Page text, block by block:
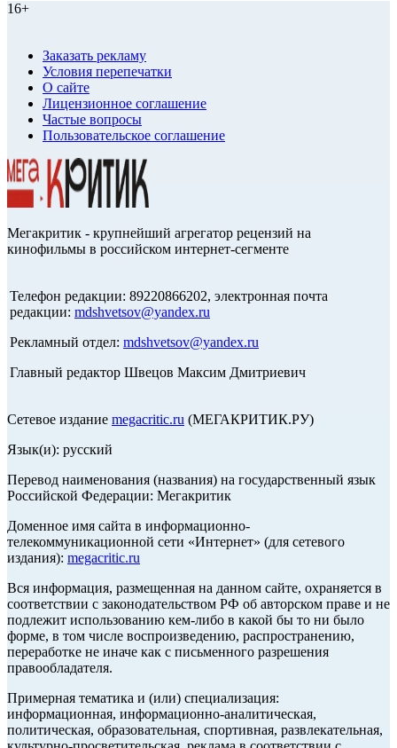
16+
Заказать рекламу
Условия перепечатки
О сайте
Лицензионное соглашение
Частые вопросы
Пользовательское соглашение
Мегакритик - крупнейший агрегатор рецензий на
кинофильмы в российском интернет-сегменте
Телефон редакции: 89220866202, электронная почта
редакции: mdshvetsov@yandex.ru
Рекламный отдел: mdshvetsov@yandex.ru
Главный редактор Швецов Максим Дмитриевич
Сетевое издание megacritic.ru (МЕГАКРИТИК.РУ)
Язык(и): русский
Перевод наименования (названия) на государственный язык
Российской Федерации: Мегакритик
Доменное имя сайта в информационно-
телекоммуникационной сети «Интернет» (для сетевого
издания): megacritic.ru
Вся информация, размещенная на данном сайте, охраняется в
соответствии с законодательством РФ об авторском праве и не
подлежит использованию кем-либо в какой бы то ни было
форме, в том числе воспроизведению, распространению,
переработке не иначе как с письменного разрешения
правообладателя.
Примерная тематика и (или) специализация:
информационная, информационно-аналитическая,
политическая, образовательная, спортивная, развлекательная,